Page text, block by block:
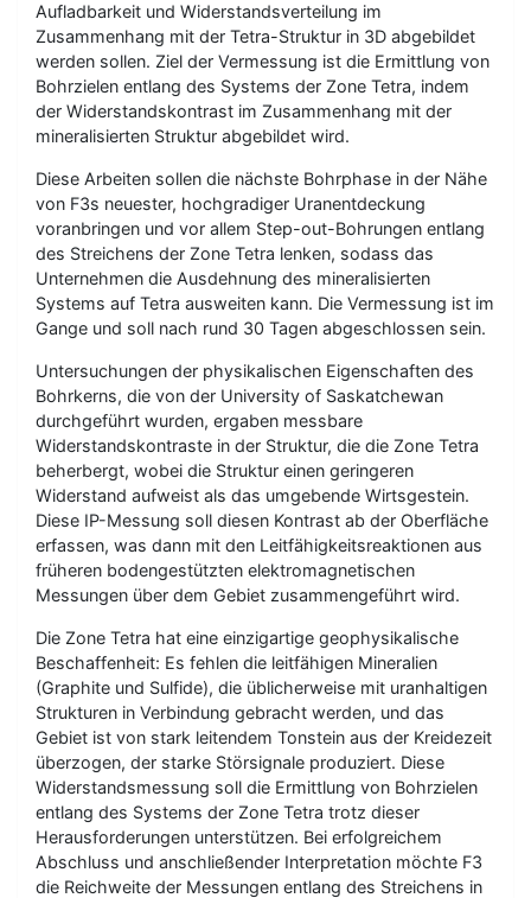
Aufladbarkeit und Widerstandsverteilung im
Zusammenhang mit der Tetra-Struktur in 3D abgebildet
werden sollen. Ziel der Vermessung ist die Ermittlung von
Bohrzielen entlang des Systems der Zone Tetra, indem
der Widerstandskontrast im Zusammenhang mit der
mineralisierten Struktur abgebildet wird.
Diese Arbeiten sollen die nächste Bohrphase in der Nähe
von F3s neuester, hochgradiger Uranentdeckung
voranbringen und vor allem Step-out-Bohrungen entlang
des Streichens der Zone Tetra lenken, sodass das
Unternehmen die Ausdehnung des mineralisierten
Systems auf Tetra ausweiten kann. Die Vermessung ist im
Gange und soll nach rund 30 Tagen abgeschlossen sein.
Untersuchungen der physikalischen Eigenschaften des
Bohrkerns, die von der University of Saskatchewan
durchgeführt wurden, ergaben messbare
Widerstandskontraste in der Struktur, die die Zone Tetra
beherbergt, wobei die Struktur einen geringeren
Widerstand aufweist als das umgebende Wirtsgestein.
Diese IP-Messung soll diesen Kontrast ab der Oberfläche
erfassen, was dann mit den Leitfähigkeitsreaktionen aus
früheren bodengestützten elektromagnetischen
Messungen über dem Gebiet zusammengeführt wird.
Die Zone Tetra hat eine einzigartige geophysikalische
Beschaffenheit: Es fehlen die leitfähigen Mineralien
(Graphite und Sulfide), die üblicherweise mit uranhaltigen
Strukturen in Verbindung gebracht werden, und das
Gebiet ist von stark leitendem Tonstein aus der Kreidezeit
überzogen, der starke Störsignale produziert. Diese
Widerstandsmessung soll die Ermittlung von Bohrzielen
entlang des Systems der Zone Tetra trotz dieser
Herausforderungen unterstützen. Bei erfolgreichem
Abschluss und anschließender Interpretation möchte F3
die Reichweite der Messungen entlang des Streichens in